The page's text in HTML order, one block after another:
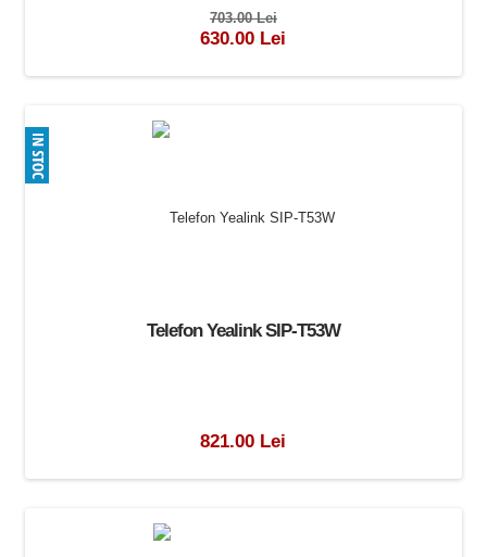
703.00 Lei
630.00 Lei
Telefon Yealink SIP-T53W
821.00 Lei